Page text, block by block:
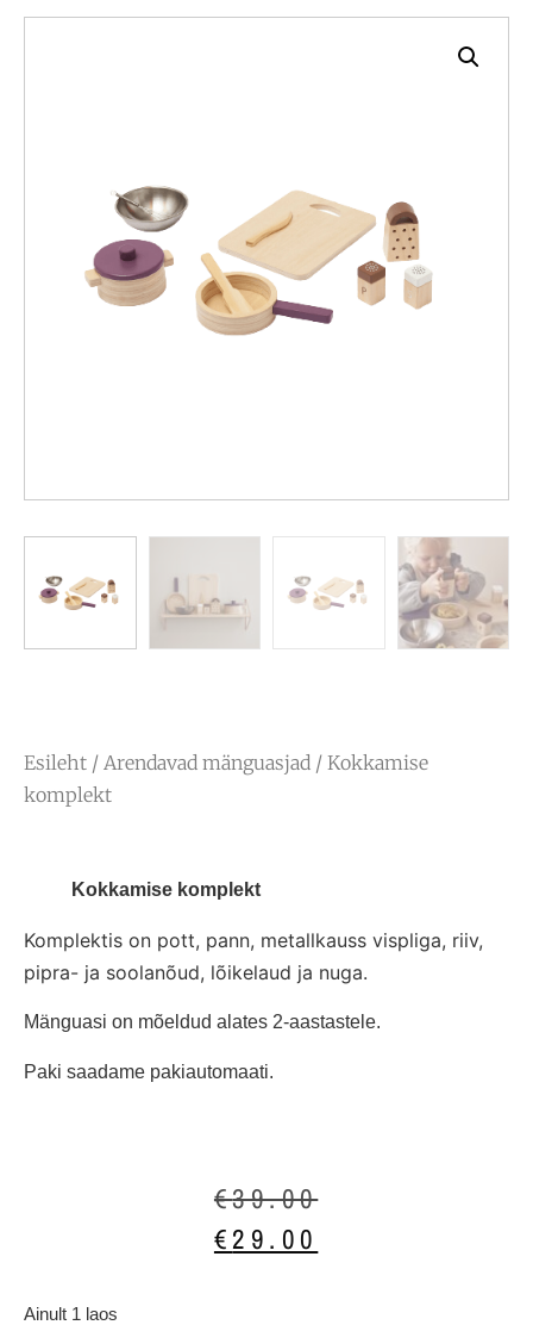
Esileht / Arendavad mänguasjad / Kokkamise
komplekt
Kokkamise komplekt
Komplektis on pott, pann, metallkauss vispliga, riiv,
pipra- ja soolanõud, lõikelaud ja nuga.
Mänguasi on mõeldud alates 2-aastastele.
Paki saadame pakiautomaati.
€39.00
€29.00
Ainult 1 laos